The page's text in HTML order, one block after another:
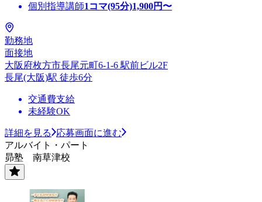
個別指導講師1コマ(95分)1,900円〜
勤務地
面接地
大阪府枚方市長尾元町6-1-6 駅前ビル2F
長尾(大阪)駅 徒歩6分
交通費支給
未経験OK
詳細を見る
応募画面に進む
アルバイト・パート
昴塾 南草津校